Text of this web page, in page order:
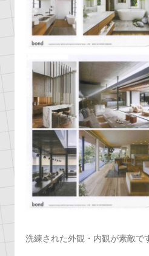
洗練された外観・内観が素敵で